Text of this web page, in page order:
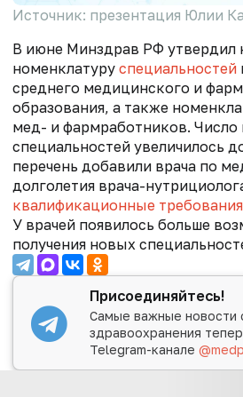
Источник: презентация Юлии
В июне Минздрав РФ утвердил
номенклатуру специальностей
среднего медицинского и
образования, а также
мед- и фармработников. Число
специальностей увеличилось
перечень добавили врача по
долголетия врача-
квалификационные требования
У врачей появилось больше
получения новых
Присоединяйтесь!
Самые важные новости
здравоохранения
Telegram-канале